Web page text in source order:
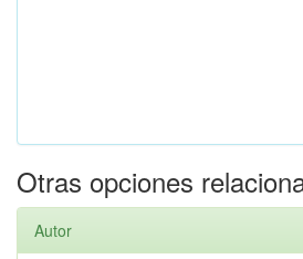
Otras opciones
Autor